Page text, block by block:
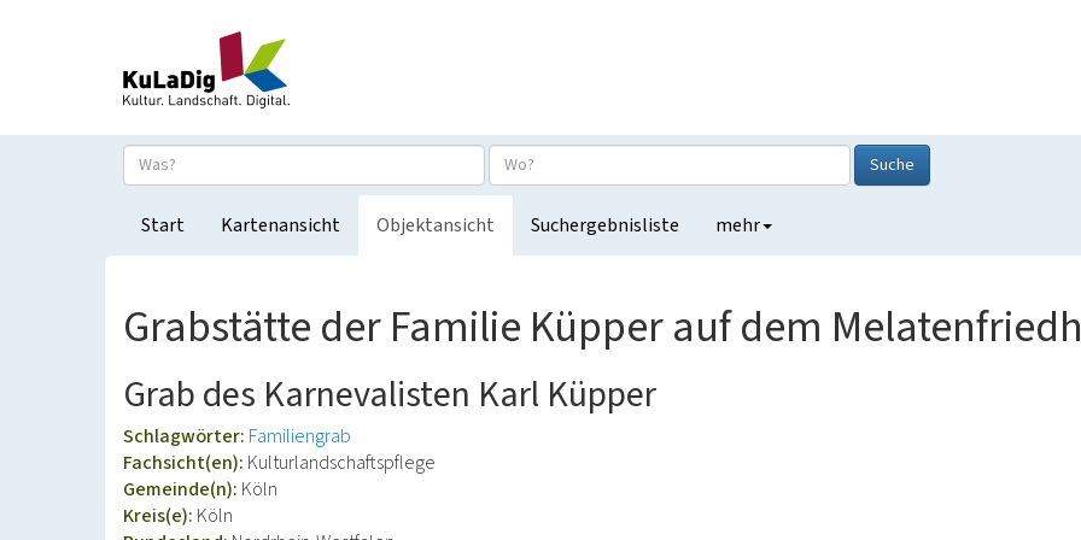
Suche
Start Kartenansicht Objektansicht Suchergebnisliste mehr
Grabstätte der Familie Küpper auf dem
Grab des Karnevalisten Karl Küpper
Schlagwörter: Familiengrab
Fachsicht(en): Kulturlandschaftspflege
Gemeinde(n): Köln
Kreis(e): Köln